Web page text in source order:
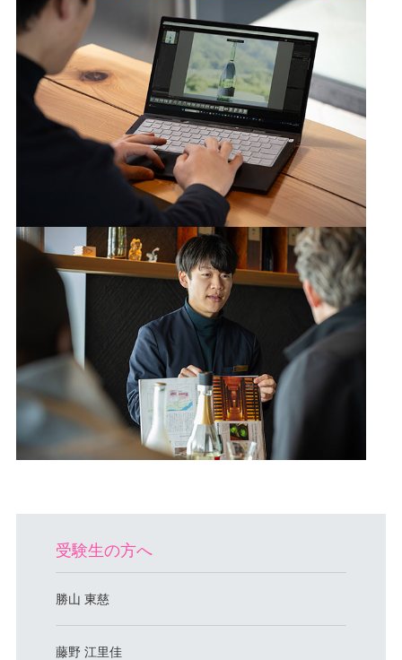
受験生の方へ
勝山 東慈
藤野 江里佳